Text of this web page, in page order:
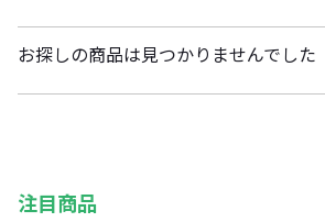
お探しの商品は見つかりませんでした
注目商品